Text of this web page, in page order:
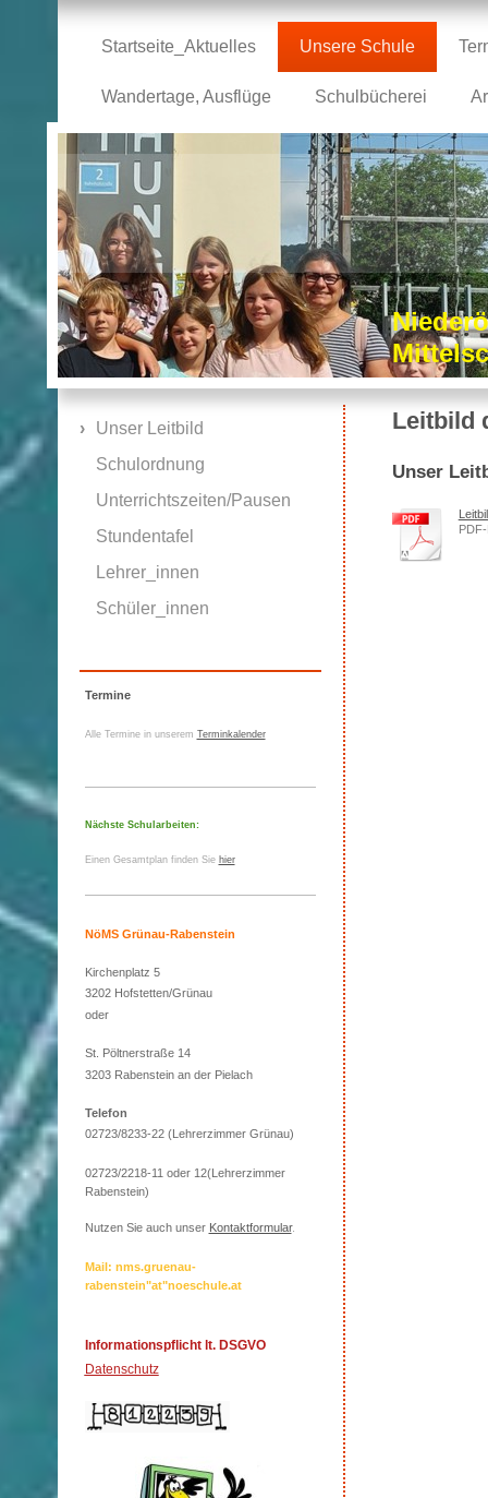
Startseite_Aktuelles Unsere Schule
Wandertage, Ausflüge Schulbücherei
Leitbild
Unser
Unser Leitbild
Schulordnung
Unterrichtszeiten/Pausen
Stundentafel
Lehrer_innen
Schüler_innen
Termine
Alle Termine in unserem Terminkalender
Nächste Schularbeiten:
Einen Gesamtplan finden Sie hier
NöMS Grünau-Rabenstein
Kirchenplatz 5
3202 Hofstetten/Grünau
oder
St. Pöltnerstraße 14
3203 Rabenstein an der Pielach
Telefon
02723/8233-22 (Lehrerzimmer Grünau)
02723/2218-11 oder 12(Lehrerzimmer
Rabenstein)
Nutzen Sie auch unser Kontaktformular.
Mail: nms.gruenau-
rabenstein"at"noeschule.at
Informationspflicht lt. DSGVO
Datenschutz